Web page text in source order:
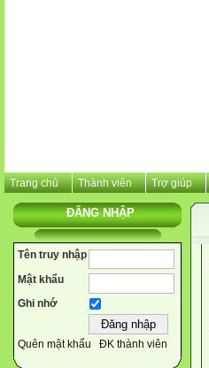
Trang chủ Thành viên Trợ giúp
ĐĂNG NHẬP
Tên truy nhập
Mật khẩu
Ghi nhớ
Quên mật khẩu ĐK thành viên